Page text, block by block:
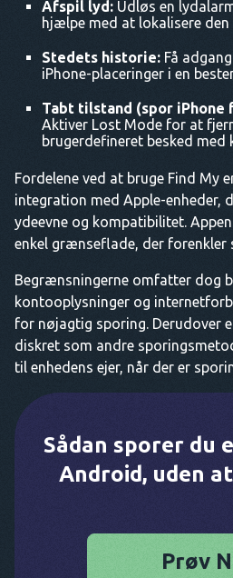
Afspil lyd: Udløs en
hjælpe med at lokalisere den
Stedets historie: Få
iPhone-placeringer i en
Tabt tilstand (spor iPhone
Aktiver Lost Mode for at
brugerdefineret besked med
Fordelene ved at bruge Find My
integration med Apple-enheder,
ydeevne og kompatibilitet.
enkel grænseflade, der forenkler
Begrænsningerne omfatter dog
kontooplysninger og
for nøjagtig sporing. Derudover
diskret som andre
til enhedens ejer, når der er
Sådan sporer du
Android, uden
Prøv